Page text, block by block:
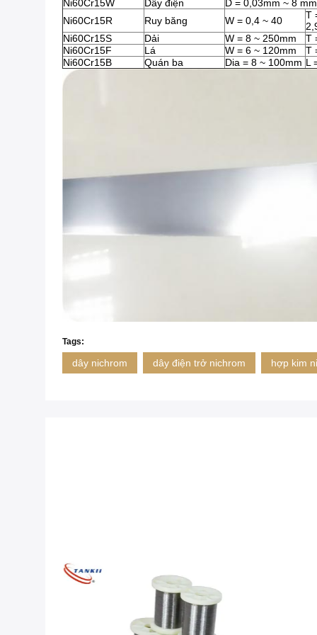
Ni60Cr15W Dây điện
D = 0,03mm ~ 8 mm
Ni60Cr15R
Ruy băng W = 0,4 ~ 40
T
Ni60Cr15S
Dải W = 8 ~ 250mm
T
Ni60Cr15F
Lá W = 6 ~ 120mm
T
Ni60Cr15B
Quán ba Dia = 8 ~ 100mm L
Tags:
dây nichrom dây điện trở nichrom hợp kim